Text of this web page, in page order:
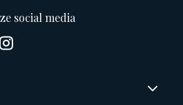
social media